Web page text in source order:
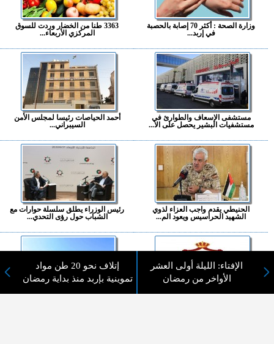
وزارة الصحة : أكثر 70 إصابة بالحصبة
في إربد...
3363 طنا من الخضار وردت للسوق
المركزي الأربعاء...
مستشفى الإسعاف والطوارئ في
مستشفيات البشير يحصل على الا...
أحمد الحياصات رئيسا لمجلس الأمن
السيبراني...
الحنيطي يقدم واجب العزاء لذوي
الشهيد الحراسيس ويعود الم...
رئيس الوزراء يطلق سلسلة حوارات مع
الشباب حول رؤى التحدي...
الإفتاء: الليلة أولى العشر
الأواخر من رمضان
إتلاف نحو 20 طن مواد
تموينية بإربد منذ بداية رمضان